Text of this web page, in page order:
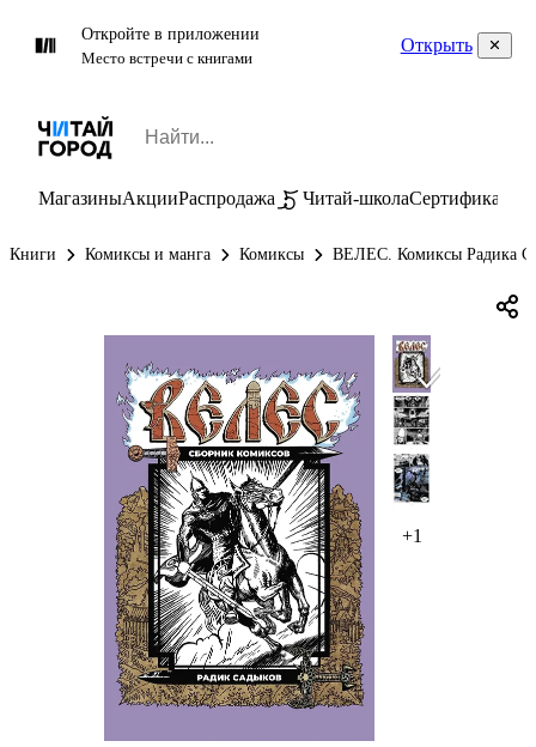
Откройте в приложении
Место встречи с книгами
Открыть
МагазиныАкцииРаспродажа Читай-школаСертификаты
Книги Комиксы и манга Комиксы ВЕЛЕС. Комиксы Радика
+1